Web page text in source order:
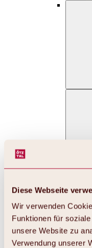
Diese Webseite
Wir verwenden
Funktionen für
unsere Website zu
Verwendung unserer